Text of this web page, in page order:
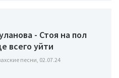
- Стоя на пол
всего уйти
песни, 02.07.24